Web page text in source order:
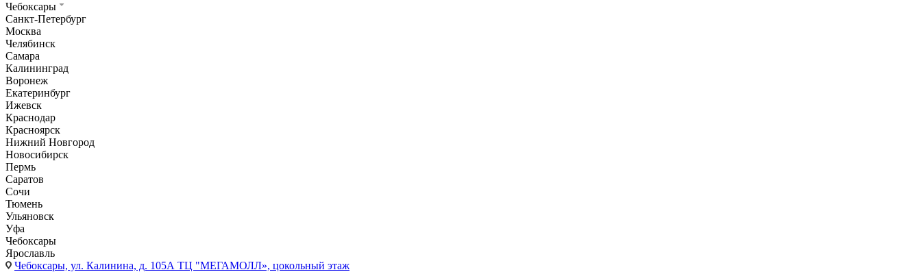
Чебоксары
Санкт-Петербург
Москва
Челябинск
Самара
Калининград
Воронеж
Екатеринбург
Ижевск
Краснодар
Красноярск
Нижний Новгород
Новосибирск
Пермь
Саратов
Сочи
Тюмень
Ульяновск
Уфа
Чебоксары
Ярославль
Чебоксары, ул. Калинина, д. 105А ТЦ "МЕГАМОЛЛ», цокольный этаж